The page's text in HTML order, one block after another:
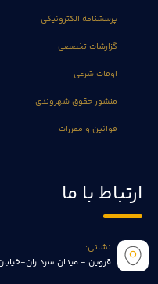
پرسشنامه الکترونیکی
گزارشات تخصصی
اوقات شرعی
منشور حقوق شهروندی
قوانین و مقررات
ارتباط با ما
نشانی:
قزوین - میدان سرداران-